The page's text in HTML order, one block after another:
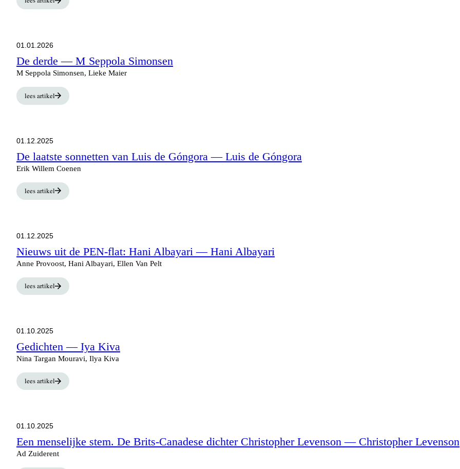
01.01.2026
De derde— M Seppola Simonsen
M Seppola Simonsen, Lieke Maier
lees artikel
01.12.2025
De laatste sonnetten van Luis de Góngora— Luis de Góngora
Erik Willem Coenen
lees artikel
01.12.2025
Nieuws uit de PEN-flat: Hani Albayari— Hani Albayari
Anne Provoost, Hani Albayari, Ellen Van Pelt
lees artikel
01.10.2025
Gedichten— Iya Kiva
Nina Targan Mouravi, Ilya Kiva
lees artikel
01.10.2025
Een menselijke stem. De Brits-Canadese dichter Christopher Levenson— Christopher Levenson
Ad Zuiderent